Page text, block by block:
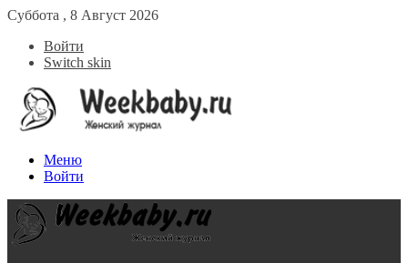
Суббота , 8 Август 2026
Войти
Switch skin
Меню
Войти